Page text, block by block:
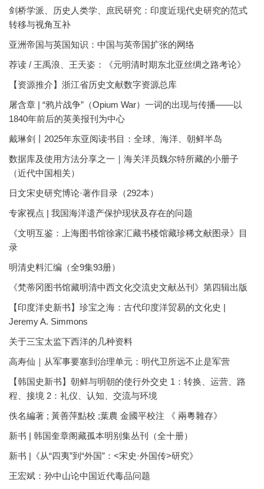
剑桥学派、历史人类学、庶民研究：印度近现代史研究的范式
转移与视角互补
亚洲帝国与英国知识：中国与英帝国扩张的网络
荐读 / 王禹浪、王天姿：《元明清时期东北亚丝绸之路考论》
【资源推介】浙江省历史文献数字资源总库
屠含章 | “鸦片战争”（Opium War）一词的出现与传播——以
1840年前后的英美报刊为中心
戴琳剑丨2025年东亚阅读书目：全球、海洋、朝鲜半岛
数据库及使用方法分享之一｜海关洋员魏尔特所藏的小册子
（近代中国相关）
日文宋史研究博论·著作目录（292本）
专家视点 | 我国海洋遗产保护现状及存在的问题
《文明互鉴：上海图书馆徐家汇藏书楼馆藏珍稀文献图录》目
录
明清史料汇编（全9集93册）
《梵蒂冈图书馆藏明清中西文化交流史文献丛刊》第四辑出版
【印度洋史新书】珍宝之海：古代印度洋贸易的文化史 |
Jeremy A. Simmons
关于三宝太监下西洋的几种资料
高寿仙｜从军事要塞到治理单元：明代卫所远不止是军营
【韩国史新书】朝鲜与明朝的使行外交史 1：转换、运营、路
程、接境 2：礼仪、认知、交流与环境
佚名編著 ; 黃善萍點校 ;葉農 金國平校注 《 兩粵雜存》
新书 | 韩国奎章阁藏孤本明别集丛刊（全十册）
新书 |《从“四夷”到“外国”：<宋史·外国传>研究》
王宏斌：孙中山论中国近代毒品问题